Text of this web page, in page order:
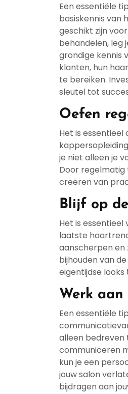
Een essentiële
basiskennis van
geschikt zijn
behandelen, leg
grondige kennis
klanten, hun
te bereiken.
sleutel tot
Oefen
Het is
je niet alleen je
Door regelmatig
creëren van
Blijf op
Het is
laatste
aanscherpen en
bijhouden van
eigentijdse
Werk
Een essentiële
alleen bedreven
communiceren
kun je een
jouw salon
bijdragen aan